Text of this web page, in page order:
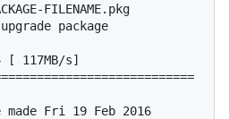
FILENAME.pkg
package
[ 117MB/s]
Fri 19 Feb 2016